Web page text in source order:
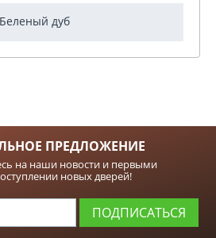
Беленый дуб
ПРЕДЛОЖЕНИЕ
на наши новости и первыми
новых дверей!
ПОДПИСАТЬСЯ